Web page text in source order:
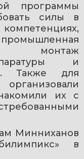
программы
силы в
монтаж
и
Также для
их с
Минниханов
в